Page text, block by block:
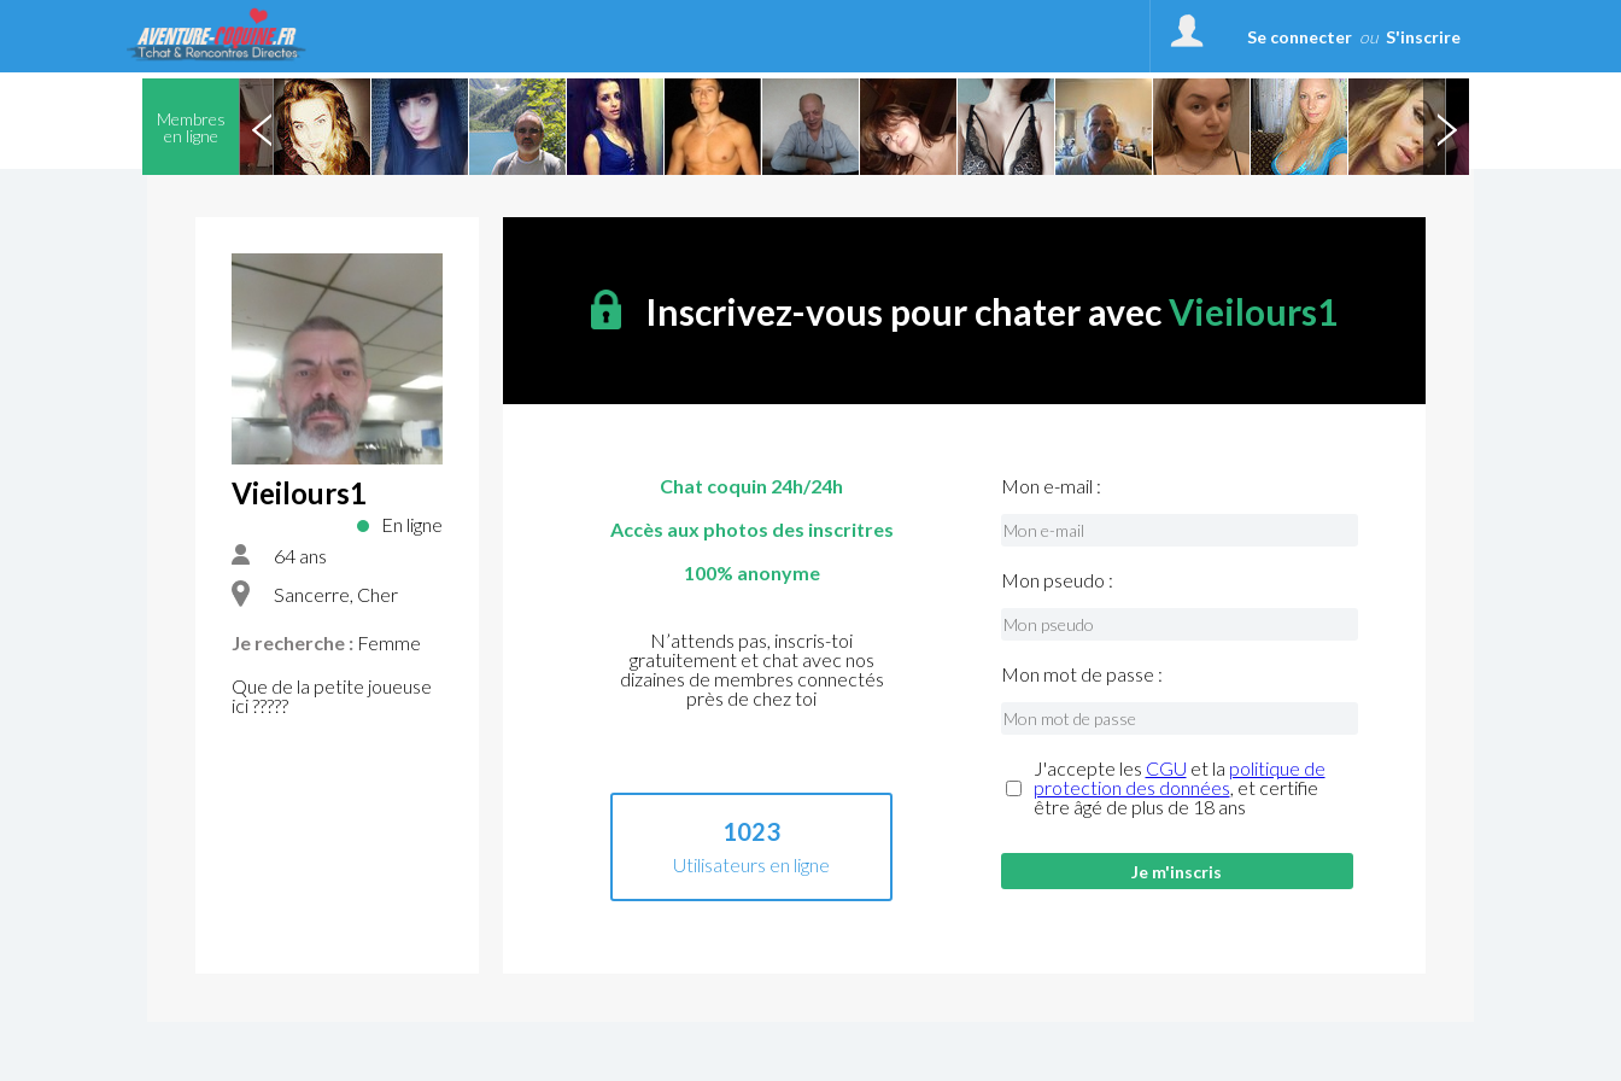
Se connecter ou S'inscrire
Membres
en ligne
Vieilours1
En ligne
64 ans
Sancerre, Cher
Je recherche : Femme
Que de la petite joueuse
ici ?????
Inscrivez-vous pour chater avecVieilours1
Chat coquin 24h/24h
Accès aux photos des inscritres
100% anonyme
N’attends pas, inscris-toi
gratuitement et chat avec nos
dizaines de membres connectés
près de chez toi
1023
Utilisateurs en ligne
Mon e-mail :
Mon pseudo :
Mon mot de passe :
J'accepte les CGU et la politique de
protection des données, et certifie
être âgé de plus de 18 ans